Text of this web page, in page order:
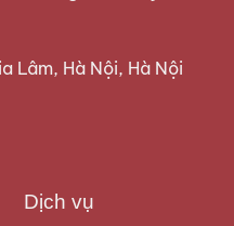
Lâm, Hà Nội, Hà Nội
Dịch vụ